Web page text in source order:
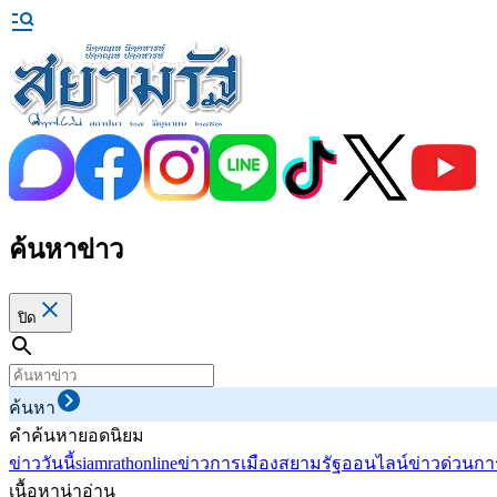
ค้นหาข่าว
ปิด
ค้นหา
คำค้นหายอดนิยม
ข่าววันนี้siamrathonlineข่าวการเมืองสยามรัฐออนไลน์ข่าวด่วนก
เนื้อหาน่าอ่าน